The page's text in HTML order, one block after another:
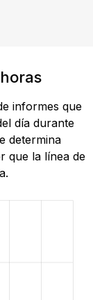
informes que
día durante
determina
que la línea de